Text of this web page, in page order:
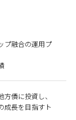
プ融合の運用プ
債に投資し、
成長を目指すト